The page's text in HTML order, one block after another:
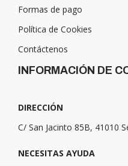
Formas de pago
Política de Cookies
Contáctenos
INFORMACIÓN DE
DIRECCIÓN
C/ San Jacinto 85B, 41010
NECESITAS AYUDA